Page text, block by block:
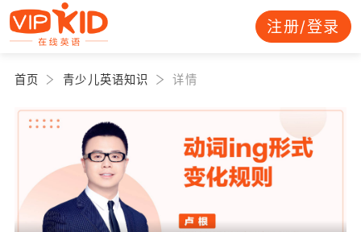
注册/登录
首页 青少儿英语知识 详情